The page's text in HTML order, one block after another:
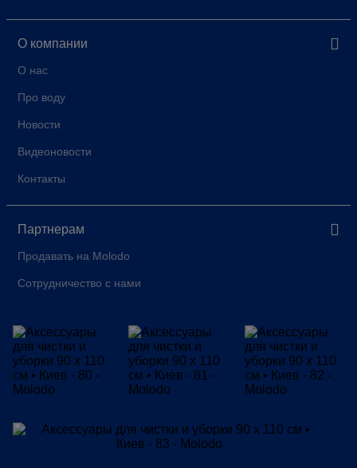
О компании
О нас
Про воду
Новости
Видеоновости
Контакты
Партнерам
Продавать на Molodo
Сотрудничество с нами